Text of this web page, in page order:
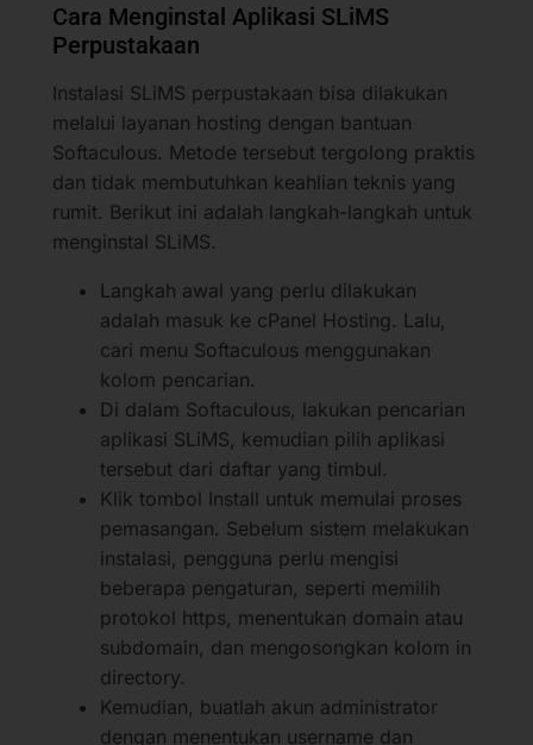
Cara Menginstal Aplikasi SLiMS
Perpustakaan
Instalasi SLiMS perpustakaan bisa dilakukan
melalui layanan hosting dengan bantuan
Softaculous. Metode tersebut tergolong praktis
dan tidak membutuhkan keahlian teknis yang
rumit. Berikut ini adalah langkah-langkah untuk
menginstal SLiMS.
Langkah awal yang perlu dilakukan
adalah masuk ke cPanel Hosting. Lalu,
cari menu Softaculous menggunakan
kolom pencarian.
Di dalam Softaculous, lakukan pencarian
aplikasi SLiMS, kemudian pilih aplikasi
tersebut dari daftar yang timbul.
Klik tombol Install untuk memulai proses
pemasangan. Sebelum sistem melakukan
instalasi, pengguna perlu mengisi
beberapa pengaturan, seperti memilih
protokol https, menentukan domain atau
subdomain, dan mengosongkan kolom in
directory.
Kemudian, buatlah akun administrator
dengan menentukan username dan